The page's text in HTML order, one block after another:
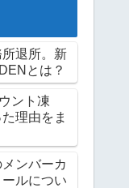
退所。新
とは？
ント凍
理由をま
ンバーカ
ルについ